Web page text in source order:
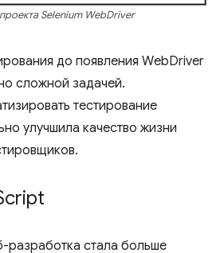
Selenium WebDriver
до появления WebDriver
сложной задачей.
тестирование
улучшила качество жизни
разработка стала больше